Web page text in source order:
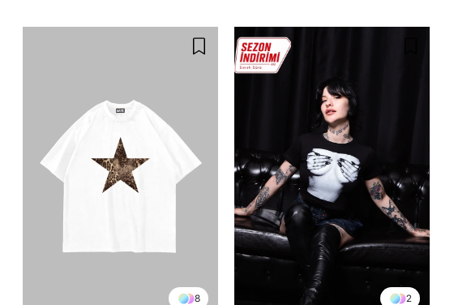
8 2